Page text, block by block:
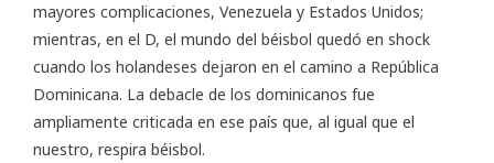
mayores complicaciones, Venezuela y Estados Unidos;
mientras, en el D, el mundo del béisbol quedó en shock
cuando los holandeses dejaron en el camino a República
Dominicana. La debacle de los dominicanos fue
ampliamente criticada en ese país que, al igual que el
nuestro, respira béisbol.